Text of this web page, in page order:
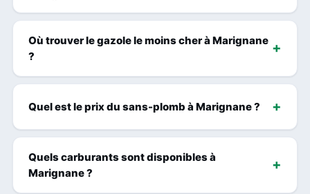
Où trouver le gazole le moins cher à Marignane
?
Quel est le prix du sans-plomb à Marignane ?
Quels carburants sont disponibles à
Marignane ?